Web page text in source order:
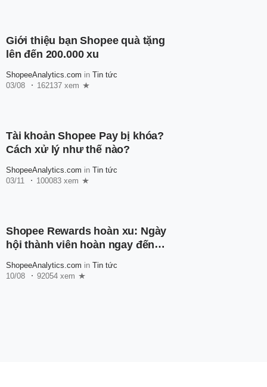
Giới thiệu bạn Shopee quà tặng
lên đến 200.000 xu
ShopeeAnalytics.com in Tin tức
03/08
162137 xem
Tài khoản Shopee Pay bị khóa?
Cách xử lý như thế nào?
ShopeeAnalytics.com in Tin tức
03/11
100083 xem
Shopee Rewards hoàn xu: Ngày
hội thành viên hoàn ngay đến
ShopeeAnalytics.com in Tin tức
10/08
92054 xem